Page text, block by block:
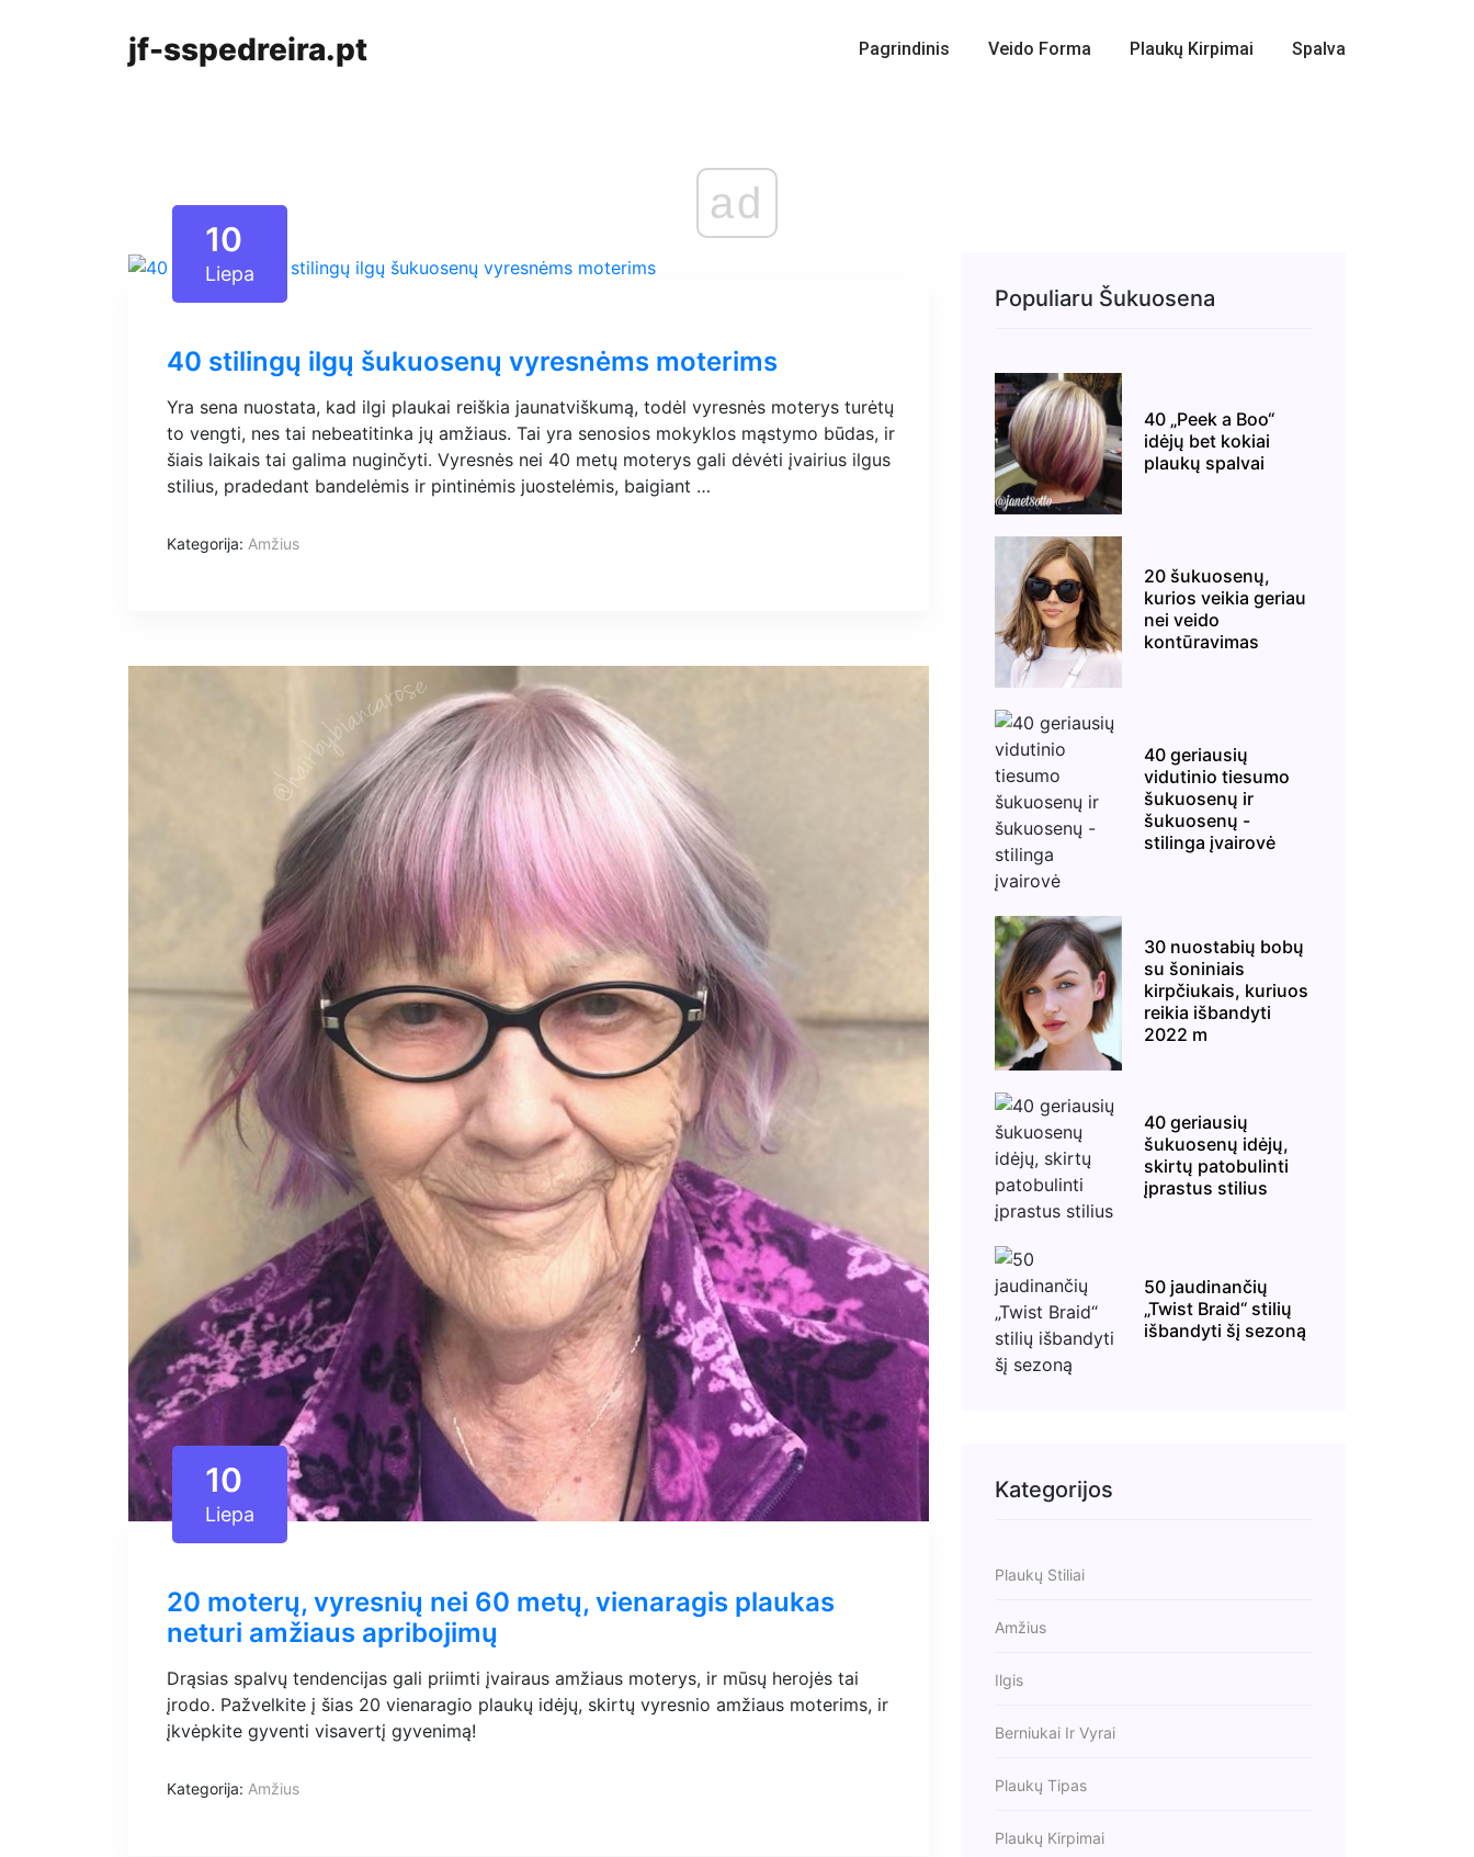
jf-sspedreira.pt Pagrindinis Veido Forma Plaukų Kirpimai Spalva
ad
10
Liepa
40 stilingų ilgų šukuosenų vyresnėms moterims
Yra sena nuostata, kad ilgi plaukai reiškia jaunatviškumą, todėl vyresnės moterys turėtų
to vengti, nes tai nebeatitinka jų amžiaus. Tai yra senosios mokyklos mąstymo būdas, ir
šiais laikais tai galima nuginčyti. Vyresnės nei 40 metų moterys gali dėvėti įvairius ilgus
stilius, pradedant bandelėmis ir pintinėmis juostelėmis, baigiant …
Kategorija: Amžius
10
Liepa
20 moterų, vyresnių nei 60 metų, vienaragis plaukas
neturi amžiaus apribojimų
Drąsias spalvų tendencijas gali priimti įvairaus amžiaus moterys, ir mūsų herojės tai
įrodo. Pažvelkite į šias 20 vienaragio plaukų idėjų, skirtų vyresnio amžiaus moterims, ir
įkvėpkite gyventi visavertį gyvenimą!
Kategorija: Amžius
Populiaru Šukuosena
40 „Peek a Boo“
idėjų bet kokiai
plaukų spalvai
20 šukuosenų,
kurios veikia geriau
nei veido
kontūravimas
40 geriausių
vidutinio tiesumo
šukuosenų ir
šukuosenų -
stilinga įvairovė
30 nuostabių bobų
su šoniniais
kirpčiukais, kuriuos
reikia išbandyti
2022 m
40 geriausių
šukuosenų idėjų,
skirtų patobulinti
įprastus stilius
50 jaudinančių
„Twist Braid“ stilių
išbandyti šį sezoną
Kategorijos
Plaukų Stiliai
Amžius
Ilgis
Berniukai Ir Vyrai
Plaukų Tipas
Plaukų Kirpimai